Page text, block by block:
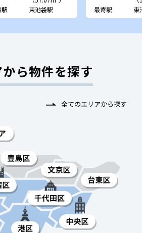
東池袋駅
最寄駅
東
ら物件を探す
全てのエリアから探す